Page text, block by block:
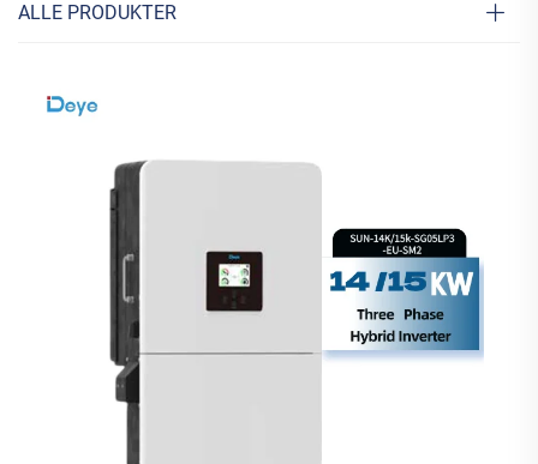
ALLE PRODUKTER